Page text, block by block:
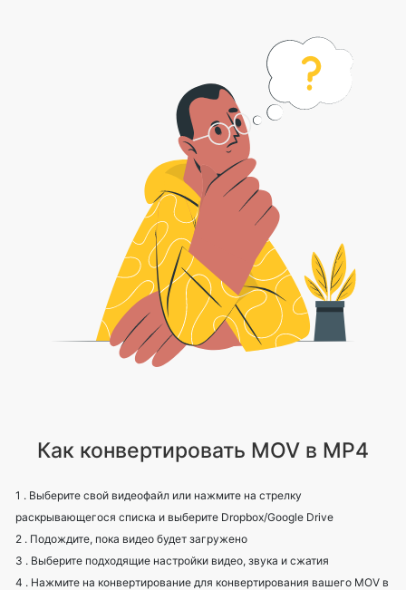
Как конвертировать MOV в MP4
1 . Выберите свой видеофайл или нажмите на стрелку
раскрывающегося списка и выберите Dropbox/Google Drive
2 . Подождите, пока видео будет загружено
3 . Выберите подходящие настройки видео, звука и сжатия
4 . Нажмите на конвертирование для конвертирования вашего MOV в